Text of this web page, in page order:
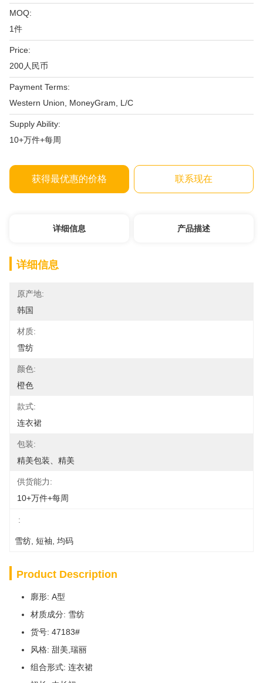
MOQ:
1件
Price:
200人民币
Payment Terms:
Western Union, MoneyGram, L/C
Supply Ability:
10+万件+每周
获得最优惠的价格 联系现在
详细信息 产品描述
详细信息
原产地:
韩国
材质:
雪纺
颜色:
橙色
款式:
连衣裙
包装:
精美包装、精美
供货能力:
10+万件+每周
:
雪纺 短袖 均码
Product Description
廓形: A型
材质成分: 雪纺
货号: 47183#
风格: 甜美,瑞丽
组合形式: 连衣裙